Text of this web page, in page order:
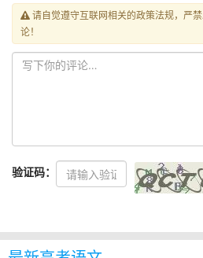
请自觉遵守互联网相关的政策法规，严
论！
验证码：